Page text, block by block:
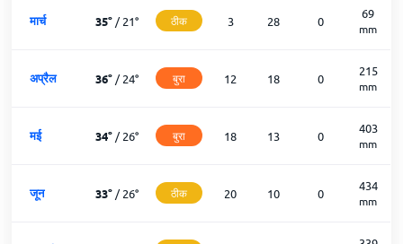
मार्च 35°/21° ठीक 3 28 0
69
mm
अप्रैल 36°/24° बुरा 12 18 0
215
mm
मई 34°/26° बुरा 18 13 0
403
mm
जून 33°/26° ठीक 20 10 0
434
mm